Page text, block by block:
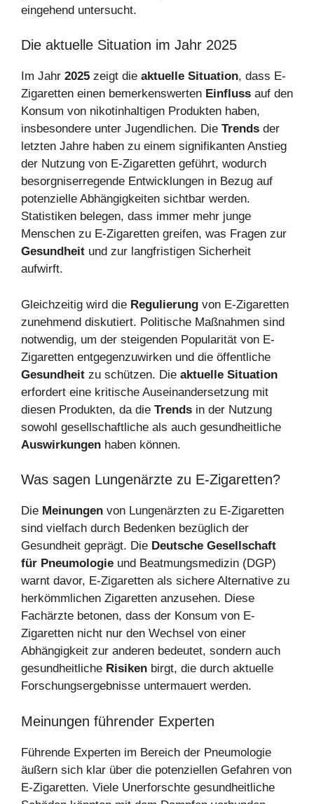
eingehend untersucht.
Die aktuelle Situation im Jahr 2025
Im Jahr 2025 zeigt die aktuelle Situation, dass E-
Zigaretten einen bemerkenswerten Einfluss auf den
Konsum von nikotinhaltigen Produkten haben,
insbesondere unter Jugendlichen. Die Trends der
letzten Jahre haben zu einem signifikanten Anstieg
der Nutzung von E-Zigaretten geführt, wodurch
besorgniserregende Entwicklungen in Bezug auf
potenzielle Abhängigkeiten sichtbar werden.
Statistiken belegen, dass immer mehr junge
Menschen zu E-Zigaretten greifen, was Fragen zur
Gesundheit und zur langfristigen Sicherheit
aufwirft.
Gleichzeitig wird die Regulierung von E-Zigaretten
zunehmend diskutiert. Politische Maßnahmen sind
notwendig, um der steigenden Popularität von E-
Zigaretten entgegenzuwirken und die öffentliche
Gesundheit zu schützen. Die aktuelle Situation
erfordert eine kritische Auseinandersetzung mit
diesen Produkten, da die Trends in der Nutzung
sowohl gesellschaftliche als auch gesundheitliche
Auswirkungen haben können.
Was sagen Lungenärzte zu E-Zigaretten?
Die Meinungen von Lungenärzten zu E-Zigaretten
sind vielfach durch Bedenken bezüglich der
Gesundheit geprägt. Die Deutsche Gesellschaft
für Pneumologie und Beatmungsmedizin (DGP)
warnt davor, E-Zigaretten als sichere Alternative zu
herkömmlichen Zigaretten anzusehen. Diese
Fachärzte betonen, dass der Konsum von E-
Zigaretten nicht nur den Wechsel von einer
Abhängigkeit zur anderen bedeutet, sondern auch
gesundheitliche Risiken birgt, die durch aktuelle
Forschungsergebnisse untermauert werden.
Meinungen führender Experten
Führende Experten im Bereich der Pneumologie
äußern sich klar über die potenziellen Gefahren von
E-Zigaretten. Viele Unerforschte gesundheitliche